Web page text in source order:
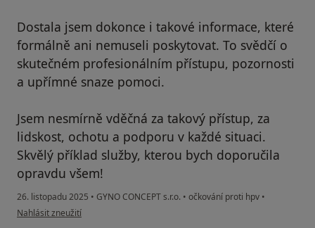
Dostala jsem dokonce i takové informace, které
formálně ani nemuseli poskytovat. To svědčí o
skutečném profesionálním přístupu, pozornosti
a upřímné snaze pomoci.
Jsem nesmírně vděčná za takový přístup, za
lidskost, ochotu a podporu v každé situaci.
Skvělý příklad služby, kterou bych doporučila
opravdu všem!
26. listopadu 2025 • GYNO CONCEPT s.r.o. • očkování proti hpv •
podle názoru uživatele Yaroslava
Nahlásit zneužití